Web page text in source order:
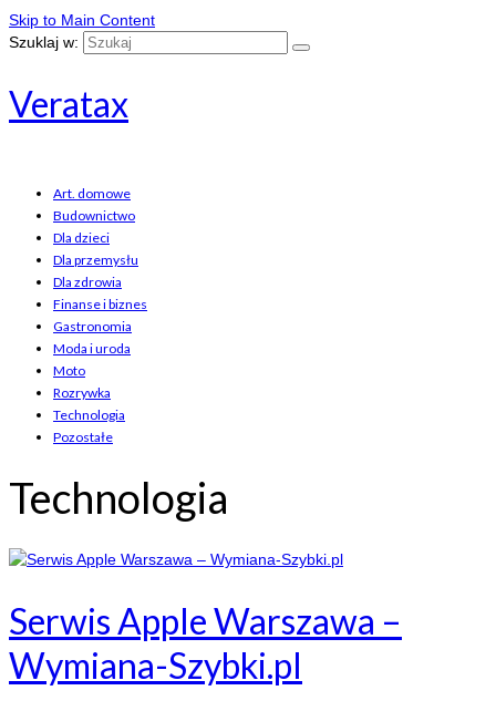
Skip to Main Content
Szuklaj w:
Veratax
Art. domowe
Budownictwo
Dla dzieci
Dla przemysłu
Dla zdrowia
Finanse i biznes
Gastronomia
Moda i uroda
Moto
Rozrywka
Technologia
Pozostałe
Technologia
Serwis Apple Warszawa –
Wymiana-Szybki.pl